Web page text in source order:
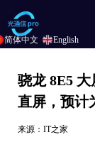
骁龙 8E5
直屏，预计
来源：IT之家
简体中文 English